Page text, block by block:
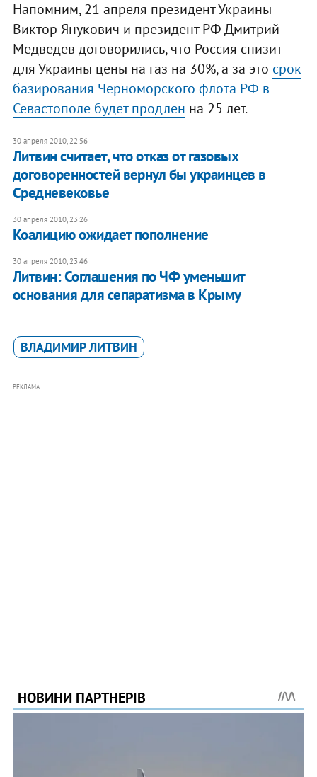
Напомним, 21 апреля президент Украины
Виктор Янукович и президент РФ Дмитрий
Медведев договорились, что Россия снизит
для Украины цены на газ на 30%, а за это срок
базирования Черноморского флота РФ в
Севастополе будет продлен на 25 лет.
30 апреля 2010, 22:56
Литвин считает, что отказ от газовых
договоренностей вернул бы украинцев в
Средневековье
30 апреля 2010, 23:26
Коалицию ожидает пополнение
30 апреля 2010, 23:46
Литвин: Соглашения по ЧФ уменьшит
основания для сепаратизма в Крыму
ВЛАДИМИР ЛИТВИН
РЕКЛАМА